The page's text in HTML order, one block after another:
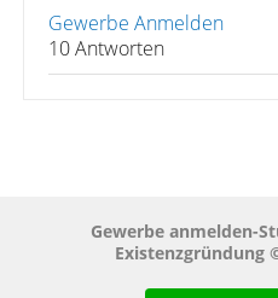
Gewerbe Anmelden
10 Antworten
Gewerbe anmelden-
Existenzgründung